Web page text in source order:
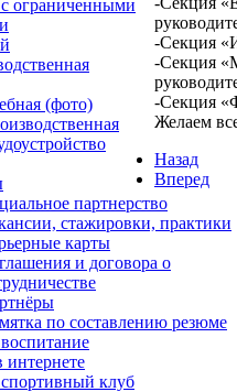
ограниченными
(фото)
партнерство
стажировки, практики
карты
и договора о
по составлению резюме
интернете
клуб
-Секция
-Секция
-Секция
Желаем
Назад
Вперед